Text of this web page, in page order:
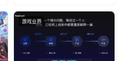
游戏业界